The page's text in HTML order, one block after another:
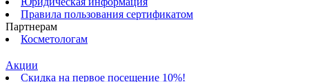
Правила пользования сертификатом
Партнерам
Косметологам
Акции
Скидка на первое посещение 10%!